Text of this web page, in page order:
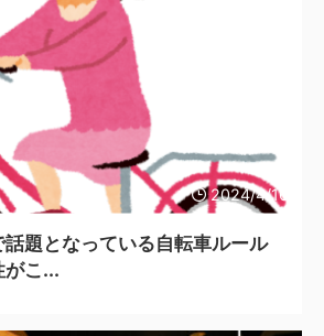
2024/4/16
題となっている自転車ルール
がこ...